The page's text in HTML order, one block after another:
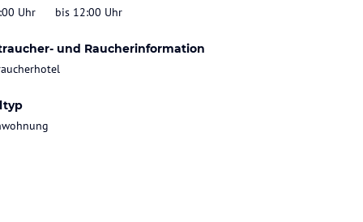
Uhr
bis 12:00 Uhr
und Raucherinformation